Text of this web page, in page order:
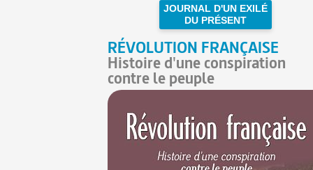
JOURNAL D'UN EXILÉ
DU PRÉSENT
RÉVOLUTION FRANÇAISE
Histoire d'une conspiration
contre le peuple